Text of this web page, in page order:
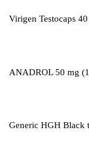
Virigen Testocaps
ANADROL 50 mg
Generic HGH Black